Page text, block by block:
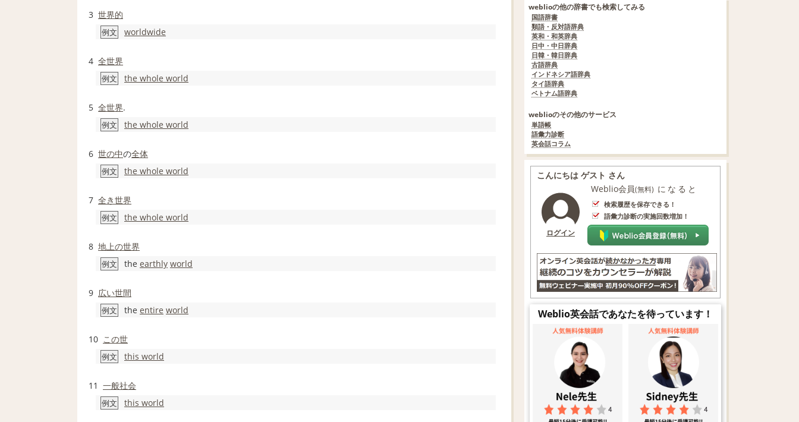
3 世界的
例文 worldwide
4 全世界
例文 the whole world
5 全世界.
例文 the whole world
6 世の中の全体
例文 the whole world
7 全き世界
例文 the whole world
8 地上の世界
例文 the earthly world
9 広い世間
例文 the entire world
10 この世
例文 this world
11 一般社会
例文 this world
weblioの他の辞書でも検索してみる
国語辞書
類語・反対語辞典
英和・和英辞典
日中・中日辞典
日韓・韓日辞典
古語辞典
インドネシア語辞典
タイ語辞典
ベトナム語辞典
weblioのその他のサービス
単語帳
語彙力診断
英会話コラム
こんにちは ゲスト さん
ログイン
Weblio会員(無料) になると
検索履歴を保存できる！
語彙力診断の実施回数増加！
Weblio英会話であなたを待っています！